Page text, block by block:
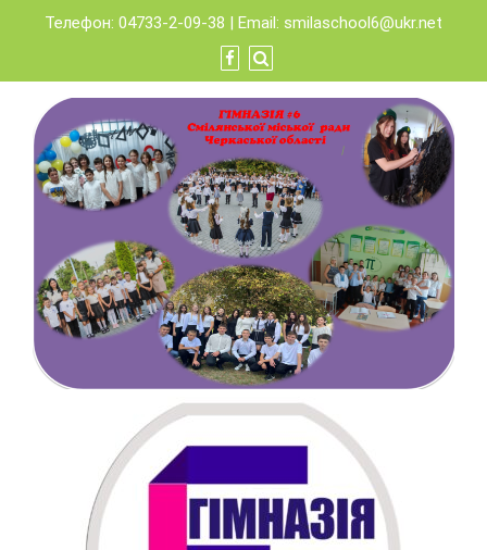
content
Телефон: 04733-2-09-38 | Email: smilaschool6@ukr.net